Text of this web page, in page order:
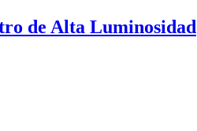
de Alta Luminosidad